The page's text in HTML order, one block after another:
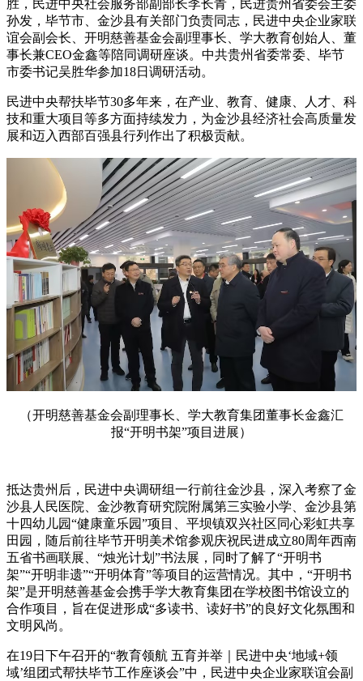
胜，民进中央社会服务部副部长李长青，民进贵州省委会主委
孙发，毕节市、金沙县有关部门负责同志，民进中央企业家联
谊会副会长、开明慈善基金会副理事长、学大教育创始人、董
事长兼CEO金鑫等陪同调研座谈。中共贵州省委常委、毕节
市委书记吴胜华参加18日调研活动。
民进中央帮扶毕节30多年来，在产业、教育、健康、人才、科
技和重大项目等多方面持续发力，为金沙县经济社会高质量发
展和迈入西部百强县行列作出了积极贡献。
（开明慈善基金会副理事长、学大教育集团董事长金鑫汇
报“开明书架”项目进展）
抵达贵州后，民进中央调研组一行前往金沙县，深入考察了金
沙县人民医院、金沙教育研究院附属第三实验小学、金沙县第
十四幼儿园“健康童乐园”项目、平坝镇双兴社区同心彩虹共享
田园，随后前往毕节开明美术馆参观庆祝民进成立80周年西南
五省书画联展、“烛光计划”书法展，同时了解了“开明书
架”“开明非遗”“开明体育”等项目的运营情况。其中，“开明书
架”是开明慈善基金会携手学大教育集团在学校图书馆设立的
合作项目，旨在促进形成“多读书、读好书”的良好文化氛围和
文明风尚。
在19日下午召开的“教育领航 五育并举｜民进中央‘地域+领
域’组团式帮扶毕节工作座谈会”中，民进中央企业家联谊会副